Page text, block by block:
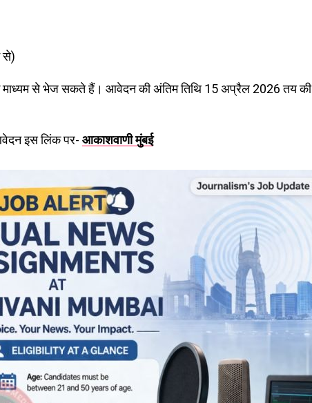
से)
माध्यम से भेज सकते हैं। आवेदन की अंतिम तिथि 15 अप्रैल 2026 तय की
इस लिंक पर- आकाशवाणी मुंबई